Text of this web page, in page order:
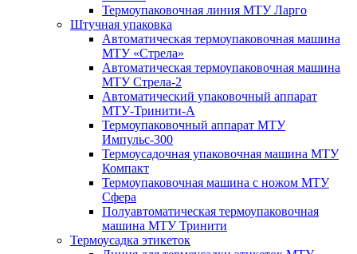
Термоупаковочная линия МТУ Ларго
Штучная упаковка
Автоматическая термоупаковочная машина
МТУ «Стрела»
Автоматическая термоупаковочная машина
МТУ Стрела-2
Автоматический упаковочный аппарат
МТУ-Тринити-А
Термоупаковочный аппарат МТУ
Импульс-300
Термоусадочная упаковочная машина МТУ
Компакт
Термоупаковочная машина с ножом МТУ
Сфера
Полуавтоматическая термоупаковочная
машина МТУ Тринити
Термоусадка этикеток